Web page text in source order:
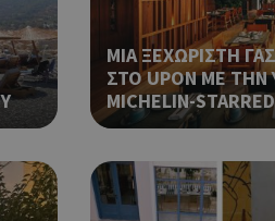
ΜΙΑ ΞΕΧΩΡΙΣΤΗ
ΣΤΟ UPON ΜΕ
MICHELIN-
από εφαρμογές που
PHP. Πρόκειται για ένα
σκοπού που
τη διατήρηση μεταβλητών
χρήστη. Συνήθως είναι
που δημιουργείται, ο
ιστότοπο, αλλά ένα καλό
της κατάστασης
μεταξύ σελίδων.